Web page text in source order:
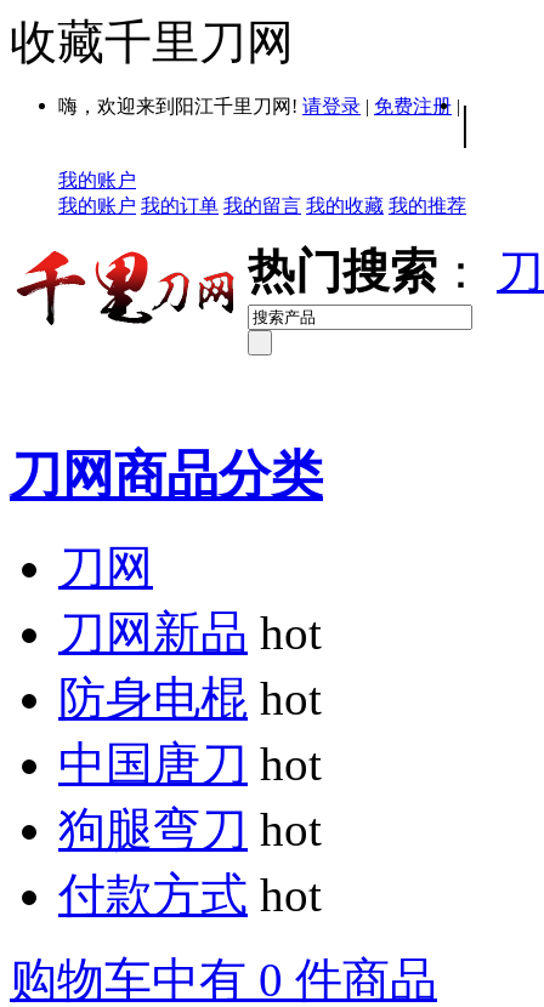
收藏千里刀网
嗨，欢迎来到阳江千里刀网! 请登录 | 免费注册 | |
我的账户
我的账户 我的订单 我的留言 我的收藏 我的推荐
热门搜索 ：
刀网商品分类
刀网
刀网新品 hot
防身电棍 hot
中国唐刀 hot
狗腿弯刀 hot
付款方式 hot
购物车中有 0 件商品